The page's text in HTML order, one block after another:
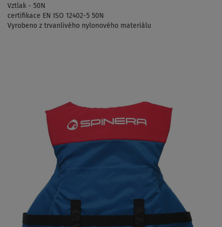
Vztlak - 50N
certifikace EN ISO 12402-5 50N
Vyrobeno z trvanlivého nylonového materiálu